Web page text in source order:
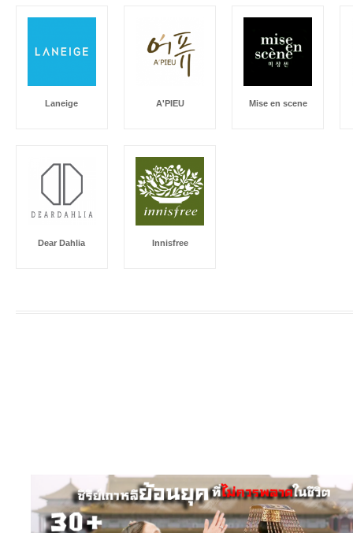
Laneige A'PIEU Mise en scene
Dear Dahlia Innisfree